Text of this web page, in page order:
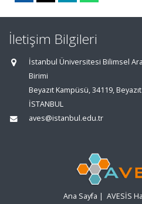
İletişim Bilgileri
İstanbul Üniversitesi Bilimsel
Birimi
Beyazıt Kampüsü, 34119, Beyazıt
İSTANBUL
aves@istanbul.edu.tr
Ana Sayfa | AVESİS